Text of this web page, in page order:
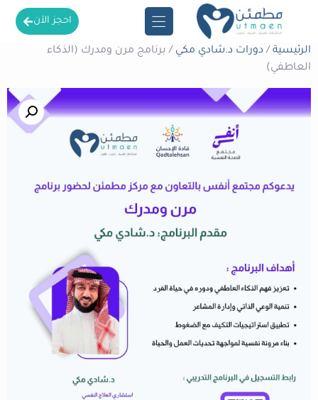
احجز الآن
الرئيسية / دورات د.شادي مكي / برنامج مرن ومدرك (الذكاء
العاطفي)